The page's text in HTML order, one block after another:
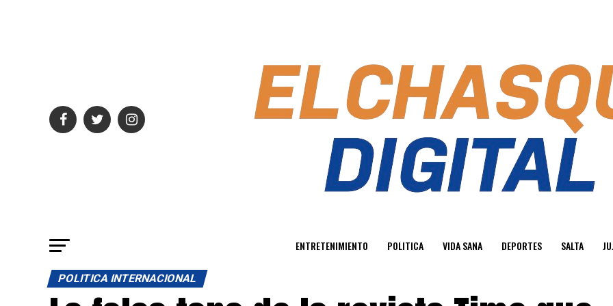
ENTRETENIMIENTO POLITICA VIDA SANA DEPORTES SALTA
POLITICA INTERNACIONAL